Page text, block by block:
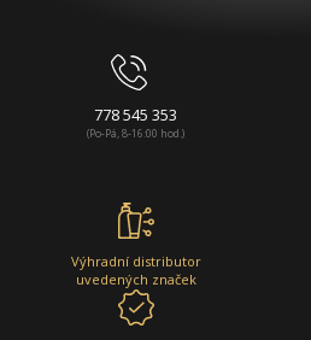
778 545 353
(Po-Pá, 8-16:00 hod.)
Výhradní distributor
uvedených značek